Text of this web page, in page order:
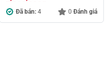
Đã bán: 4 0 Đánh giá